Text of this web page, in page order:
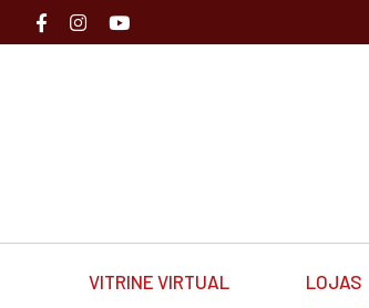
VITRINE VIRTUAL LOJAS